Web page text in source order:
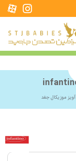
آویز موزیکال جغد